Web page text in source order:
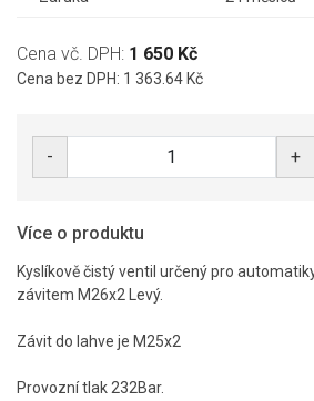
Cena vč. DPH: 1 650 Kč
Cena bez DPH: 1 363.64 Kč
- +
Více o produktu
Kyslíkově čistý ventil určený pro
závitem M26x2 Levý.
Závit do lahve je M25x2
Provozní tlak 232Bar.